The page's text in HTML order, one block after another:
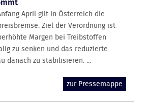
April gilt in Österreich die
Ziel der Verordnung ist
Margen bei Treibstoffen
zu senken und das reduzierte
danach zu stabilisieren. ...
zur Pressemappe